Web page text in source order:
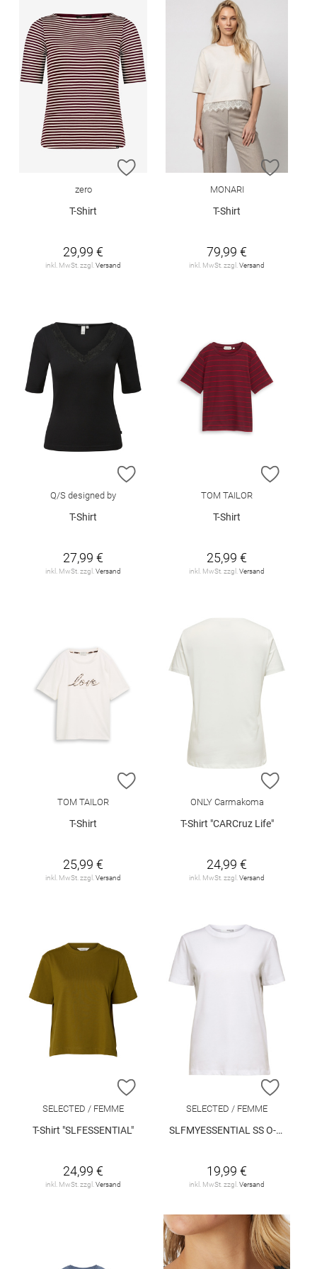
ZUR WUNSCHLISTE HINZUFÜGEN
zero
T-Shirt
29,99 €
inkl. MwSt. zzgl. Versand
ZUR
MONARI
T-Shirt
79,99 €
inkl. MwSt. zzgl. Versand
ZUR WUNSCHLISTE HINZUFÜGEN
Q/S designed by
T-Shirt
27,99 €
inkl. MwSt. zzgl.Versand
ZUR
TOM TAILOR
T-Shirt
25,99 €
inkl. MwSt. zzgl.Versand
ZUR WUNSCHLISTE HINZUFÜGEN
TOM TAILOR
T-Shirt
25,99 €
inkl. MwSt. zzgl.Versand
ZUR
ONLY Carmakoma
T-Shirt "CARCruz Life"
24,99 €
inkl. MwSt. zzgl.Versand
ZUR WUNSCHLISTE HINZUFÜGEN
SELECTED / FEMME
T-Shirt "SLFESSENTIAL"
24,99 €
inkl. MwSt. zzgl. Versand
ZUR
SELECTED / FEMME
SLFMYESSENTIAL SS O-NECK TEE NOOS
19,99 €
inkl. MwSt. zzgl. Versand